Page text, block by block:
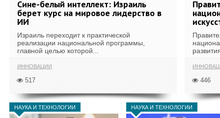
Сине-белый интеллект: Израиль
берет курс на мировое лидерство в
ИИ
Израиль переходит к практической
реализации национальной программы,
главной целью которой...
ИННОВАЦИИ
517 446
НАУКА И ТЕХНОЛОГИИ НАУКА И ТЕХНОЛОГИИ